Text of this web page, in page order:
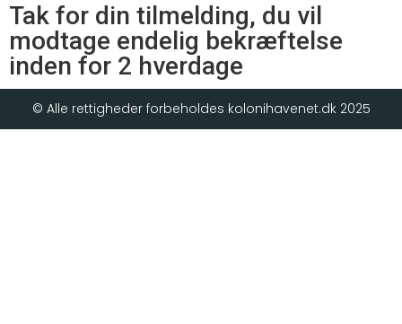
Tak for din tilmelding, du vil
modtage endelig bekræftelse
inden for 2 hverdage
© Alle rettigheder forbeholdes kolonihavenet.dk 2025